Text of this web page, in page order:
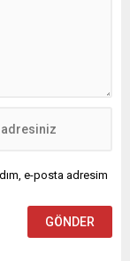
e-posta adresim